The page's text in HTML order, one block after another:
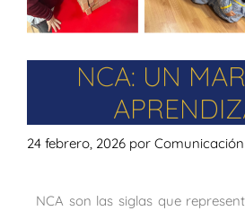
NCA: UN
24 febrero, 2026 por
NCA son las siglas que